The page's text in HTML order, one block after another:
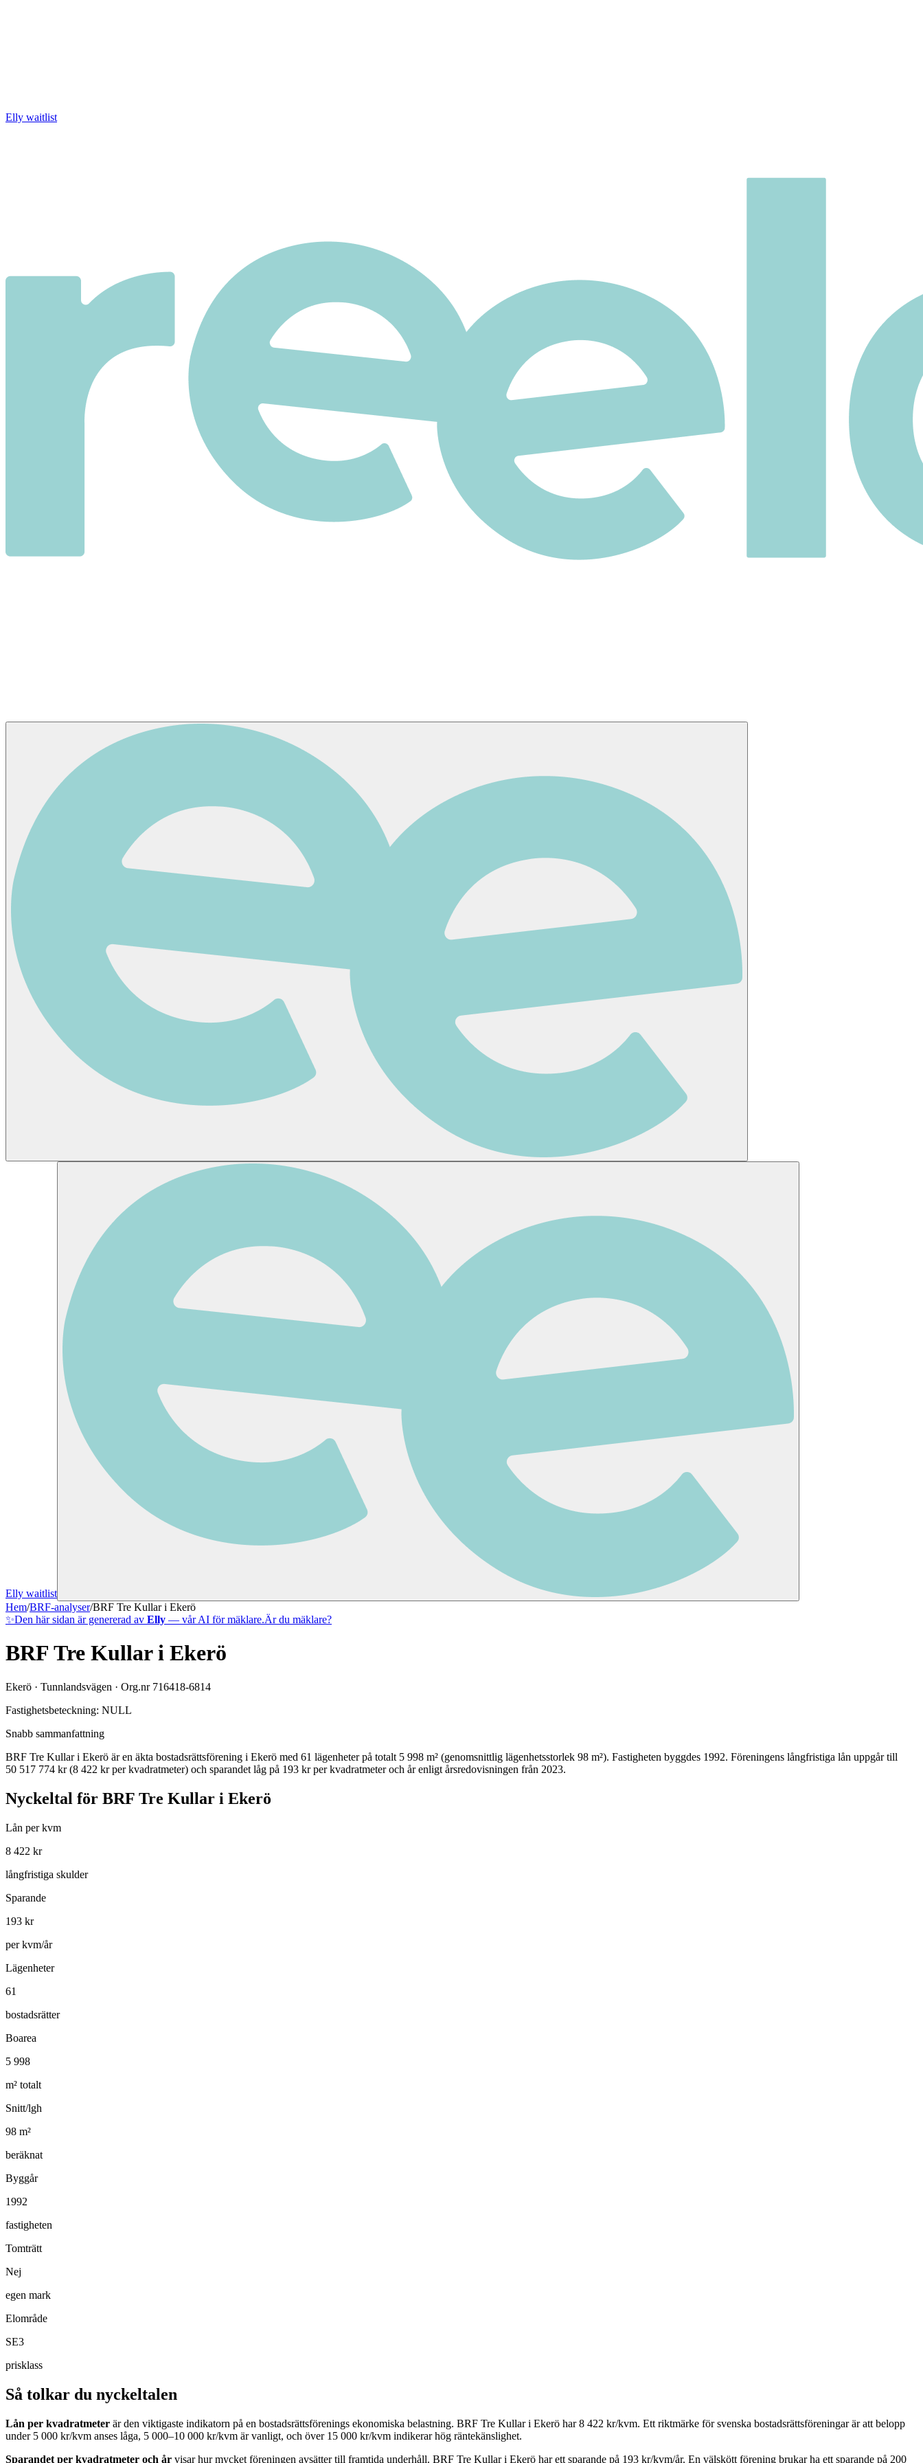
Elly waitlist
Elly waitlist
Hem/BRF-analyser/BRF Tre Kullar i Ekerö
✨Den här sidan är genererad av Elly — vår AI för mäklare.Är du mäklare?
BRF Tre Kullar i Ekerö
Ekerö · Tunnlandsvägen · Org.nr 716418-6814
Fastighetsbeteckning: NULL
Snabb sammanfattning
BRF Tre Kullar i Ekerö är en äkta bostadsrättsförening i Ekerö med 61 lägenheter på totalt 5 998 m² (genomsnittlig lägenhetsstorlek 98 m²). Fastigheten byggdes 1992. Föreningens långfristiga lån uppgår till
50 517 774 kr (8 422 kr per kvadratmeter) och sparandet låg på 193 kr per kvadratmeter och år enligt årsredovisningen från 2023.
Nyckeltal för BRF Tre Kullar i Ekerö
Lån per kvm
8 422 kr
långfristiga skulder
Sparande
193 kr
per kvm/år
Lägenheter
61
bostadsrätter
Boarea
5 998
m² totalt
Snitt/lgh
98 m²
beräknat
Byggår
1992
fastigheten
Tomträtt
Nej
egen mark
Elområde
SE3
prisklass
Så tolkar du nyckeltalen
Lån per kvadratmeter är den viktigaste indikatorn på en bostadsrättsförenings ekonomiska belastning. BRF Tre Kullar i Ekerö har 8 422 kr/kvm. Ett riktmärke för svenska bostadsrättsföreningar är att belopp
under 5 000 kr/kvm anses låga, 5 000–10 000 kr/kvm är vanligt, och över 15 000 kr/kvm indikerar hög räntekänslighet.
Sparandet per kvadratmeter och år visar hur mycket föreningen avsätter till framtida underhåll. BRF Tre Kullar i Ekerö har ett sparande på 193 kr/kvm/år. En välskött förening brukar ha ett sparande på 200